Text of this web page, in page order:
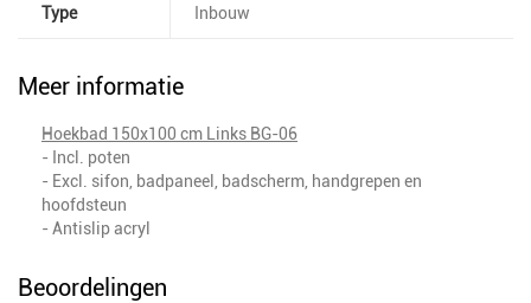
Type Inbouw
Meer informatie
Hoekbad 150x100 cm Links BG-06
- Incl. poten
- Excl. sifon, badpaneel, badscherm, handgrepen en
hoofdsteun
- Antislip acryl
Beoordelingen